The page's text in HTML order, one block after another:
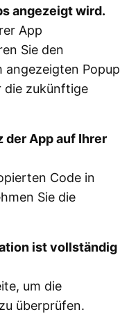
angezeigt wird.
App
Sie den
angezeigten Popup
die zukünftige
der App auf Ihrer
Code in
Sie die
ist vollständig
um die
überprüfen.